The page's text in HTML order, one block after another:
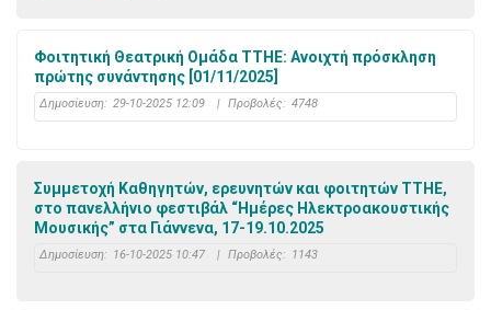
Φοιτητική Θεατρική Ομάδα ΤΤΗΕ: Ανοιχτή πρόσκληση
πρώτης συνάντησης [01/11/2025]
Δημοσίευση: 29-10-2025 12:09 | Προβολές: 4748
Συμμετοχή Καθηγητών, ερευνητών και φοιτητών ΤΤΗΕ,
στο πανελλήνιο φεστιβάλ “Ημέρες Ηλεκτροακουστικής
Μουσικής” στα Γιάννενα, 17-19.10.2025
Δημοσίευση: 16-10-2025 10:47 | Προβολές: 1143